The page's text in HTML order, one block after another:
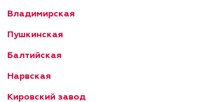
Владимирская
Пушкинская
Балтийская
Нарвская
Кировский завод